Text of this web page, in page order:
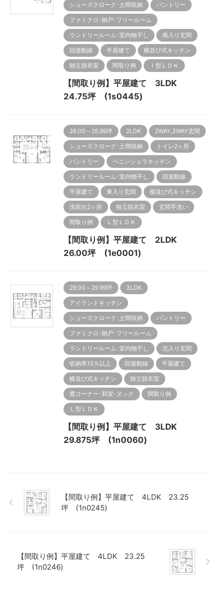
シューズクローク･土間収納 パントリー
ファミクロ･納戸･フリールーム
ランドリールーム･室内物干し 南入り玄関
回遊動線 平屋建て 横並び式キッチン
独立脱衣室 間取り例 Ｉ型ＬＤＫ
【間取り例】平屋建て 3LDK
24.75坪 (1s0445)
26.00～26.99坪 2LDK 2WAY,3WAY玄関
シューズクローク･土間収納 トイレ2ヶ所
パントリー ペニンシュラキッチン
ランドリールーム･室内物干し 回遊動線
平屋建て 東入り玄関 横並び式キッチン
洗面台2ヶ所 独立脱衣室 玄関手洗い
間取り例 Ｌ型ＬＤＫ
【間取り例】平屋建て 2LDK
26.00坪 (1e0001)
29.00～29.99坪 3LDK
アイランドキッチン
シューズクローク･土間収納 パントリー
ファミクロ･納戸･フリールーム
ランドリールーム･室内物干し 北入り玄関
収納率15％以上 回遊動線 平屋建て
横並び式キッチン 独立脱衣室
畳コーナー･和室･ヌック 間取り例
Ｌ型ＬＤＫ
【間取り例】平屋建て 3LDK
29.875坪 (1n0060)
【間取り例】平屋建て 4LDK 23.25
坪 (1n0245)
【間取り例】平屋建て 4LDK 23.25
坪 (1n0246)